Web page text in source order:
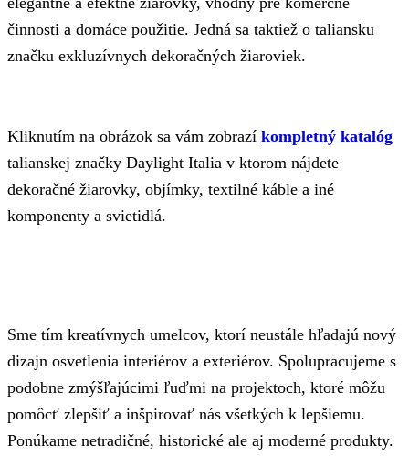
činnosti a domáce použitie. Jedná sa taktiež o taliansku
značku exkluzívnych dekoračných žiaroviek.
Kliknutím na obrázok sa vám zobrazí kompletný katalóg
talianskej značky Daylight Italia v ktorom nájdete
dekoračné žiarovky, objímky, textilné káble a iné
komponenty a svietidlá.
Sme tím kreatívnych umelcov, ktorí neustále hľadajú nový
dizajn osvetlenia interiérov a exteriérov. Spolupracujeme s
podobne zmýšľajúcimi ľuďmi na projektoch, ktoré môžu
pomôcť zlepšiť a inšpirovať nás všetkých k lepšiemu.
Ponúkame netradičné, historické ale aj moderné produkty.